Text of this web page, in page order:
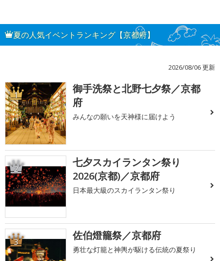
夏の人気イベントランキング【京都府】
2026/08/06 更新
1
御手洗祭と北野七夕祭／京都
府
みんなの願いを天神様に届けよう
2
七夕スカイランタン祭り
2026(京都)／京都府
日本最大級のスカイランタン祭り
3 佐伯燈籠祭／京都府
勇壮な灯籠と神輿が駆ける伝統の夏祭り